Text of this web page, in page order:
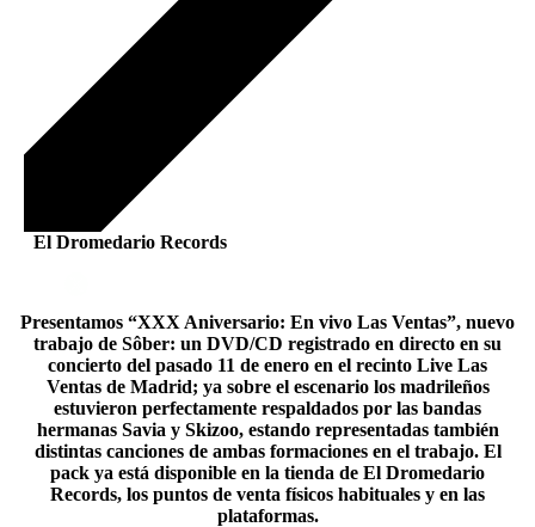
El Dromedario Records
Presentamos “XXX Aniversario: En vivo Las Ventas”, nuevo
trabajo de Sôber: un DVD/CD registrado en directo en su
concierto del pasado 11 de enero en el recinto Live Las
Ventas de Madrid; ya sobre el escenario los madrileños
estuvieron perfectamente respaldados por las bandas
hermanas Savia y Skizoo, estando representadas también
distintas canciones de ambas formaciones en el trabajo. El
pack ya está disponible en la tienda de El Dromedario
Records, los puntos de venta físicos habituales y en las
plataformas.